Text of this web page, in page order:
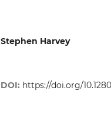
Stephen Harvey
DOI: https://doi.org/